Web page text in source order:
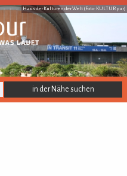
Haus der Kulturen der Welt (Foto: KULTURpur)